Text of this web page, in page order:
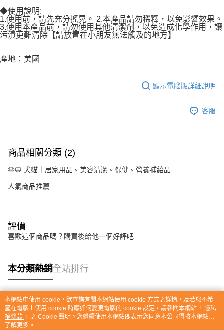
◆使用說明:
1.使用前，請先充分搖晃。 2.本產品請勿稀釋，以免影響效果。
3.使用本產品前，請勿使用其他清潔劑，以免造成化學作用，讓
污漬更難清除【請放置在小朋友無法觸及的地方】
產地：美國
顯示電腦版詳細說明
客服
商品相關分類 (2)
🐶😺 犬貓｜居家用品。美容清潔。保健。營養補給品
人氣商品推薦
評價
喜歡這個商品嗎？購買後給他一個好評吧
本分類熱銷全站排行
熱門標籤
本網站中使用 cookie，欲查詢有關本網站使用 cookie 方式之詳情，及若您不希
望在電腦上使用 cookie 時應如何變更電腦的 cookie 設定，請參閱本網站「 隱私
權條款 」之 Cookie 聲明。您繼續使用本網站即表示您同意本公司得按本網站使
用條款之 Cookie 聲明使用 cookie。
了解更多 >